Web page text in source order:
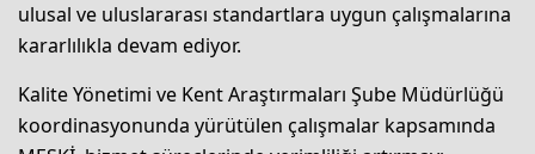
ulusal ve uluslararası standartlara uygun çalışmalarına
kararlılıkla devam ediyor.
Kalite Yönetimi ve Kent Araştırmaları Şube Müdürlüğü
koordinasyonunda yürütülen çalışmalar kapsamında